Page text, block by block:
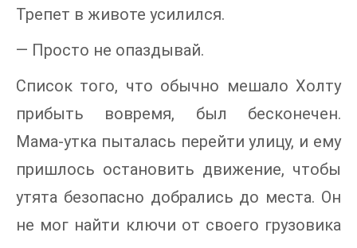
Трепет в животе усилился.
— Просто не опаздывай.
Список того, что обычно мешало Холту
прибыть вовремя, был бесконечен.
Мама-утка пыталась перейти улицу, и ему
пришлось остановить движение, чтобы
утята безопасно добрались до места. Он
не мог найти ключи от своего грузовика